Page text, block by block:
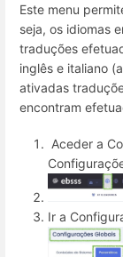
Este menu
seja, os idiomas
traduções
inglês e italiano
ativadas
encontram
Aceder a
Ir a